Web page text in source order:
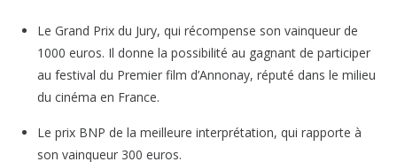
Le Grand Prix du Jury, qui récompense son vainqueur de
1000 euros. Il donne la possibilité au gagnant de participer
au festival du Premier film d’Annonay, réputé dans le milieu
du cinéma en France.
Le prix BNP de la meilleure interprétation, qui rapporte à
son vainqueur 300 euros.